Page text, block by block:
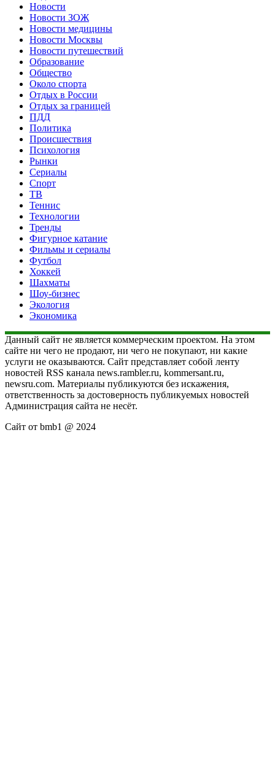
Новости
Новости ЗОЖ
Новости медицины
Новости Москвы
Новости путешествий
Образование
Общество
Около спорта
Отдых в России
Отдых за границей
ПДД
Политика
Происшествия
Психология
Рынки
Сериалы
Спорт
ТВ
Теннис
Технологии
Тренды
Фигурное катание
Фильмы и сериалы
Футбол
Хоккей
Шахматы
Шоу-бизнес
Экология
Экономика
Данный сайт не является коммерческим проектом. На этом
сайте ни чего не продают, ни чего не покупают, ни какие
услуги не оказываются. Сайт представляет собой ленту
новостей RSS канала news.rambler.ru, kommersant.ru,
newsru.com. Материалы публикуются без искажения,
ответственность за достоверность публикуемых новостей
Администрация сайта не несёт.
Сайт от bmb1 @ 2024